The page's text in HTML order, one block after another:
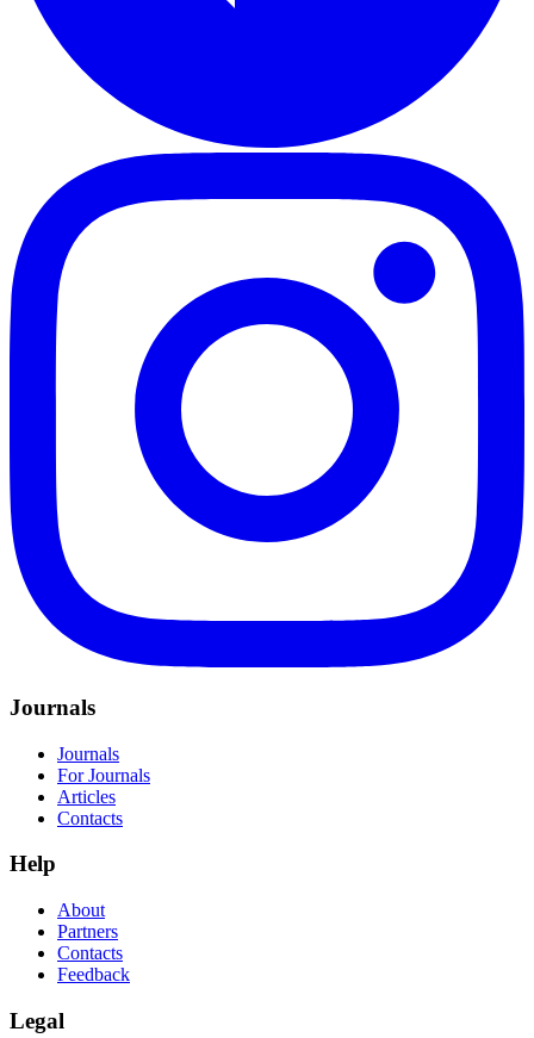
Journals
Journals
For Journals
Articles
Contacts
Help
About
Partners
Contacts
Feedback
Legal